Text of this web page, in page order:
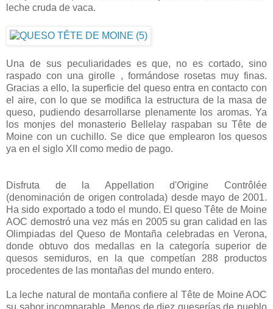
leche cruda de vaca.
Una de sus peculiaridades es que, no es cortado, sino
raspado con una girolle , formándose rosetas muy finas.
Gracias a ello, la superficie del queso entra en contacto con
el aire, con lo que se modifica la estructura de la masa de
queso, pudiendo desarrollarse plenamente los aromas. Ya
los monjes del monasterio Bellelay raspaban su Tête de
Moine con un cuchillo. Se dice que emplearon los quesos
ya en el siglo XII como medio de pago.
Disfruta de la Appellation d'Origine Contrôlée
(denominación de origen controlada) desde mayo de 2001.
Ha sido exportado a todo el mundo. El queso Tête de Moine
AOC demostró una vez más en 2005 su gran calidad en las
Olimpiadas del Queso de Montaña celebradas en Verona,
donde obtuvo dos medallas en la categoría superior de
quesos semiduros, en la que competían 288 productos
procedentes de las montañas del mundo entero.
La leche natural de montaña confiere al Tête de Moine AOC